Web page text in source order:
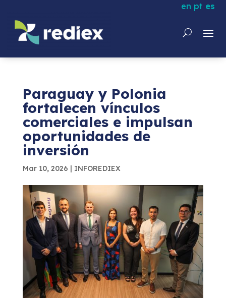
en pt es
Paraguay y Polonia
fortalecen vínculos
comerciales e impulsan
oportunidades de
inversión
Mar 10, 2026 | INFOREDIEX